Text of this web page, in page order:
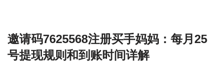
邀请码7625568注册买手妈妈：每月25
号提现规则和到账时间详解